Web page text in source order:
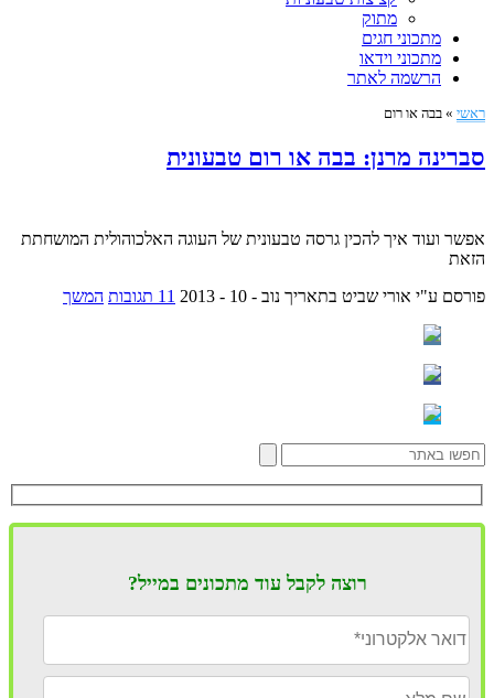
מתוק
מתכוני חגים
מתכוני וידאו
הרשמה לאתר
ראשי » בבה או רום
סברינה מרנן: בבה או רום טבעונית
אפשר ועוד איך להכין גרסה טבעונית של העוגה האלכוהולית המושחתת
הזאת
פורסם ע"י אורי שביט בתאריך נוב - 10 - 2013 11 תגובות המשך
רוצה לקבל עוד מתכונים במייל?